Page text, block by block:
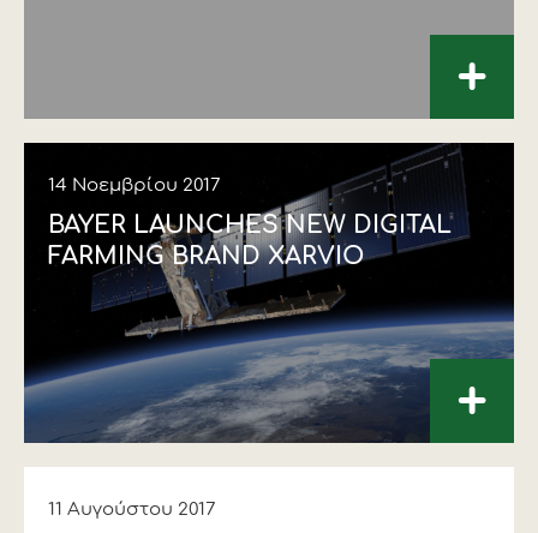
+
14 Νοεμβρίου 2017
BAYER LAUNCHES NEW DIGITAL
FARMING BRAND XARVIO
+
11 Αυγούστου 2017